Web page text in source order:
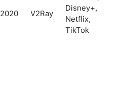
2020 V2Ray
Disney+,
Netflix,
TikTok